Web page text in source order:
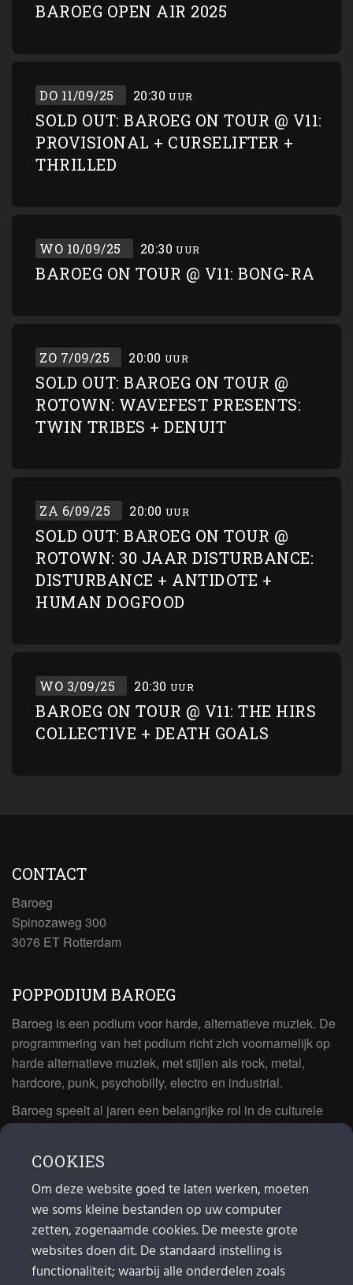
BAROEG OPEN AIR 2025
DO 11/09/25 20:30 UUR
SOLD OUT: BAROEG ON TOUR @ V11:
PROVISIONAL + CURSELIFTER +
THRILLED
WO 10/09/25 20:30 UUR
BAROEG ON TOUR @ V11: BONG-RA
ZO 7/09/25 20:00 UUR
SOLD OUT: BAROEG ON TOUR @
ROTOWN: WAVEFEST PRESENTS:
TWIN TRIBES + DENUIT
ZA 6/09/25 20:00 UUR
SOLD OUT: BAROEG ON TOUR @
ROTOWN: 30 JAAR DISTURBANCE:
DISTURBANCE + ANTIDOTE +
HUMAN DOGFOOD
WO 3/09/25 20:30 UUR
BAROEG ON TOUR @ V11: THE HIRS
COLLECTIVE + DEATH GOALS
CONTACT
Baroeg
Spinozaweg 300
3076 ET Rotterdam
POPPODIUM BAROEG
Baroeg is een podium voor harde, alternatieve muziek. De
programmering van het podium richt zich voornamelijk op
harde alternatieve muziek, met stijlen als rock, metal,
hardcore, punk, psychobilly, electro en industrial.
Baroeg speelt al jaren een belangrijke rol in de culturele
jaar.
MAIL
Algemeen:info@baroeg.nl
Bands & boeking: leon@baroeg.nl
COOKIES
Om deze website goed te laten werken, moeten
we soms kleine bestanden op uw computer
zetten, zogenaamde cookies. De meeste grote
websites doen dit. De standaard instelling is
functionaliteit; waarbij alle onderdelen zoals